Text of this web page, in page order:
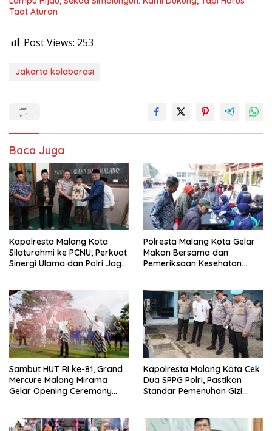
Taat Aturan
Post Views: 253
Jakarta kolaborasi
Baca Juga
Kapolresta Malang Kota
Silaturahmi ke PCNU, Perkuat
Sinergi Ulama dan Polri Jaga
Polresta Malang Kota Gelar
Makan Bersama dan
Pemeriksaan Kesehatan
Sambut HUT RI ke-81, Grand
Mercure Malang Mirama
Gelar Opening Ceremony
Kapolresta Malang Kota Cek
Dua SPPG Polri, Pastikan
Standar Pemenuhan Gizi